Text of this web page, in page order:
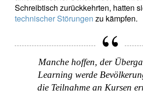
Schreibtisch zurückkehrten, hatten
technischer Störungen zu kämpfen.
Manche hoffen, der
Learning werde
die Teilnahme an Kursen